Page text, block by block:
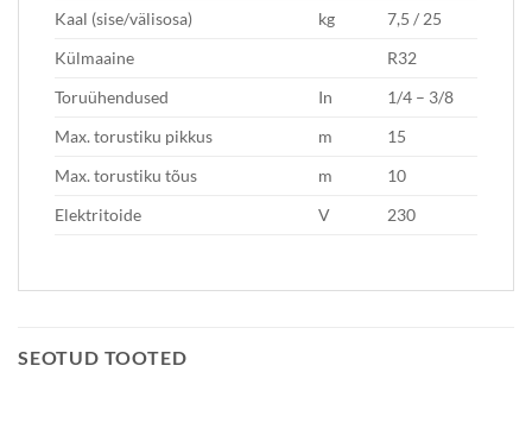
Kaal (sise/välisosa)
kg
7,5 / 25
Külmaaine
R32
Toruühendused
In
1/4 – 3/8
Max. torustiku pikkus
m
15
Max. torustiku tõus
m
10
Elektritoide
V 230
SEOTUD TOOTED